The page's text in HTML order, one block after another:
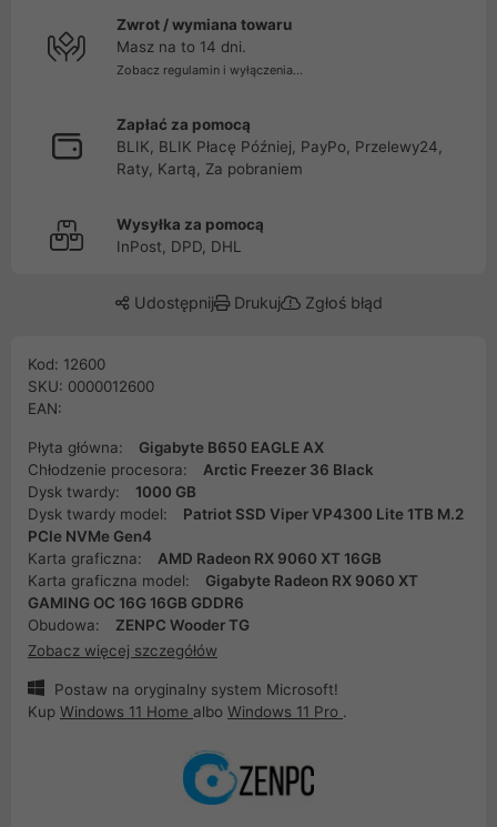
Zwrot / wymiana towaru
Masz na to 14 dni.
Zobacz regulamin i wyłączenia...
Zapłać za pomocą
BLIK, BLIK Płacę Później, PayPo, Przelewy24,
Raty, Kartą, Za pobraniem
Wysyłka za pomocą
InPost, DPD, DHL
Udostępnij Drukuj Zgłoś błąd
Kod: 12600
SKU: 0000012600
EAN:
Płyta główna:
Gigabyte B650 EAGLE AX
Chłodzenie procesora:
Arctic Freezer 36 Black
Dysk twardy:
1000 GB
Dysk twardy model:
Patriot SSD Viper VP4300 Lite 1TB M.2
PCIe NVMe Gen4
Karta graficzna:
AMD Radeon RX 9060 XT 16GB
Karta graficzna model:
Gigabyte Radeon RX 9060 XT
GAMING OC 16G 16GB GDDR6
Obudowa:
ZENPC Wooder TG
Zobacz więcej szczegółów
Postaw na oryginalny system Microsoft!
Kup Windows 11 Home albo Windows 11 Pro .